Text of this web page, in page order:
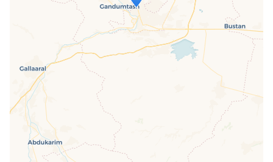
Seite vollständig geladen wurde,
fehlen leafletJS-Dateien.